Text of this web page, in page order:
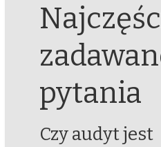
pytania
Czy audyt jest